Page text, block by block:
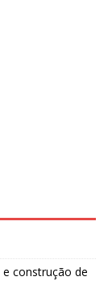
construção de